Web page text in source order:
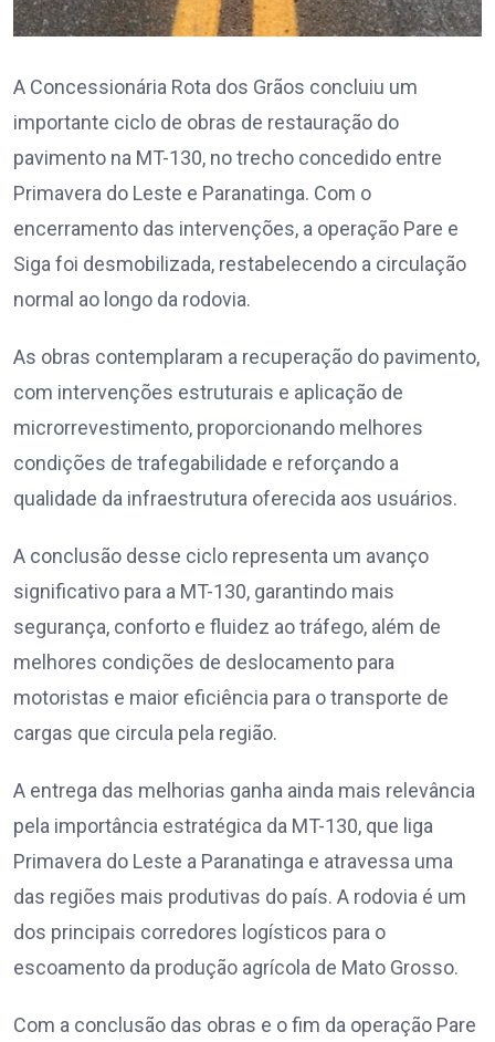
A Concessionária Rota dos Grãos concluiu um
importante ciclo de obras de restauração do
pavimento na MT-130, no trecho concedido entre
Primavera do Leste e Paranatinga. Com o
encerramento das intervenções, a operação Pare e
Siga foi desmobilizada, restabelecendo a circulação
normal ao longo da rodovia.
As obras contemplaram a recuperação do pavimento,
com intervenções estruturais e aplicação de
microrrevestimento, proporcionando melhores
condições de trafegabilidade e reforçando a
qualidade da infraestrutura oferecida aos usuários.
A conclusão desse ciclo representa um avanço
significativo para a MT-130, garantindo mais
segurança, conforto e fluidez ao tráfego, além de
melhores condições de deslocamento para
motoristas e maior eficiência para o transporte de
cargas que circula pela região.
A entrega das melhorias ganha ainda mais relevância
pela importância estratégica da MT-130, que liga
Primavera do Leste a Paranatinga e atravessa uma
das regiões mais produtivas do país. A rodovia é um
dos principais corredores logísticos para o
escoamento da produção agrícola de Mato Grosso.
Com a conclusão das obras e o fim da operação Pare